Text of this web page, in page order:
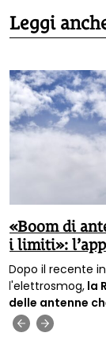
Leggi
«Boom di
i limiti»:
Dopo il recente
l'elettrosmog, la
delle antenne
sempre più alti
chiede il